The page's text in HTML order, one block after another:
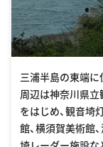
三浦半島の東端に
周辺は神奈川県立
をはじめ、観音埼
館、横須賀美術館